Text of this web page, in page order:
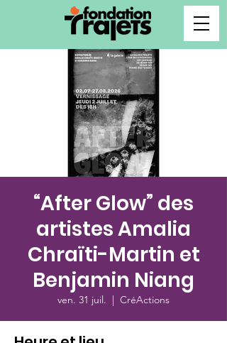
“After Glow” des
artistes Amalia
Chraïti-Martin et
Benjamin Niang
ven. 31 juil.
  |
CréActions